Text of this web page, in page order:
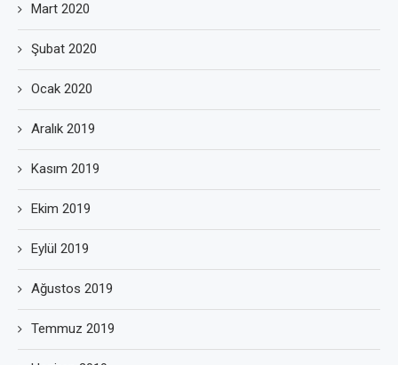
Mart 2020
Şubat 2020
Ocak 2020
Aralık 2019
Kasım 2019
Ekim 2019
Eylül 2019
Ağustos 2019
Temmuz 2019